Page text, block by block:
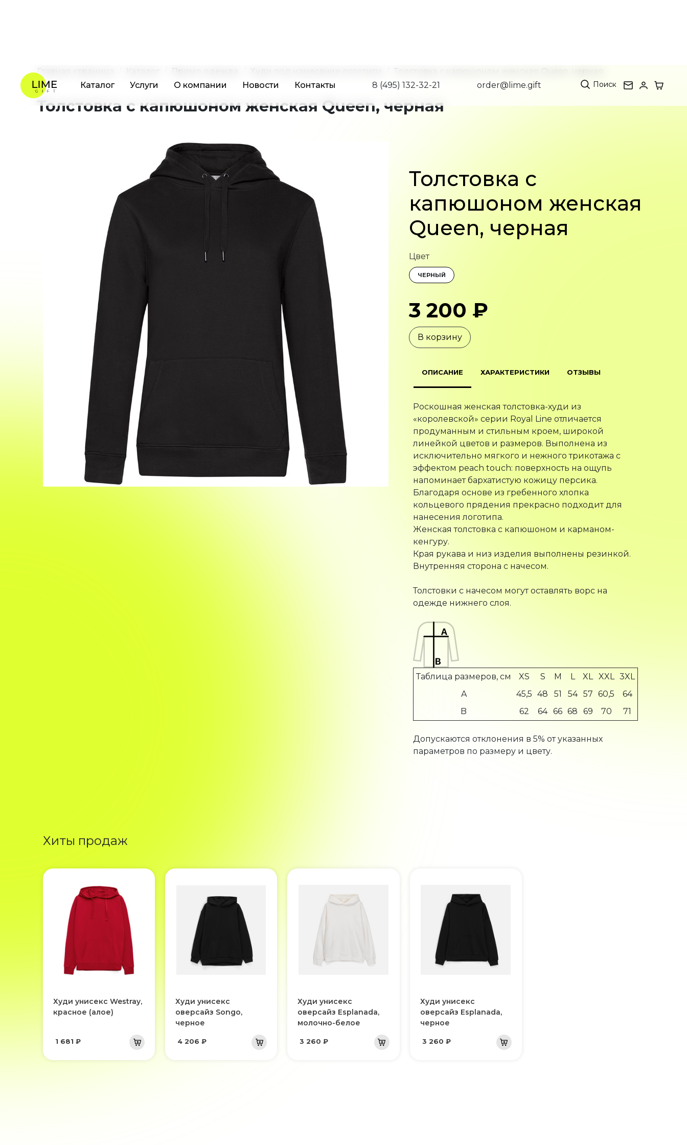
Главная страница
Толстовка с капюшоном женская Queen, черная
Толстовка с
капюшоном женская
Queen, черная
Цвет
ЧЕРНЫЙ
3 200 ₽
В корзину
ОПИСАНИЕ ХАРАКТЕРИСТИКИ ОТЗЫВЫ
Роскошная женская толстовка-худи из
«королевской» серии Royal Line отличается
продуманным и стильным кроем, широкой
линейкой цветов и размеров. Выполнена из
исключительно мягкого и нежного трикотажа с
эффектом peach touch: поверхность на ощупь
напоминает бархатистую кожицу персика.
Благодаря основе из гребенного хлопка
кольцевого прядения прекрасно подходит для
нанесения логотипа.
Женская толстовка с капюшоном и карманом-
кенгуру.
Края рукава и низ изделия выполнены резинкой.
Внутренняя сторона с начесом.
Толстовки с начесом могут оставлять ворс на
одежде нижнего слоя.
Таблица размеров, см XS S M L XL XXL 3XL
A
45,5 48 51 54 57 60,5
64
B
62 64 66 68 69 70 71
Допускаются отклонения в 5% от указанных
параметров по размеру и цвету.
Хиты продаж
Худи унисекс Westray,
красное (алое)
1 681 ₽
Худи унисекс
оверсайз Songo,
черное
4 206 ₽
Худи унисекс
оверсайз Esplanada,
молочно-белое
3 260 ₽
Худи унисекс
оверсайз Esplanada,
черное
3 260 ₽